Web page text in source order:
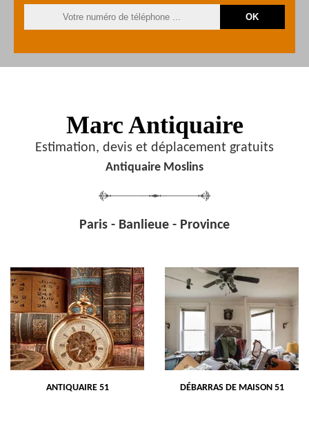
Marc Antiquaire
Estimation, devis et déplacement gratuits
Antiquaire Moslins
Paris - Banlieue - Province
ANTIQUAIRE 51 DÉBARRAS DE MAISON 51